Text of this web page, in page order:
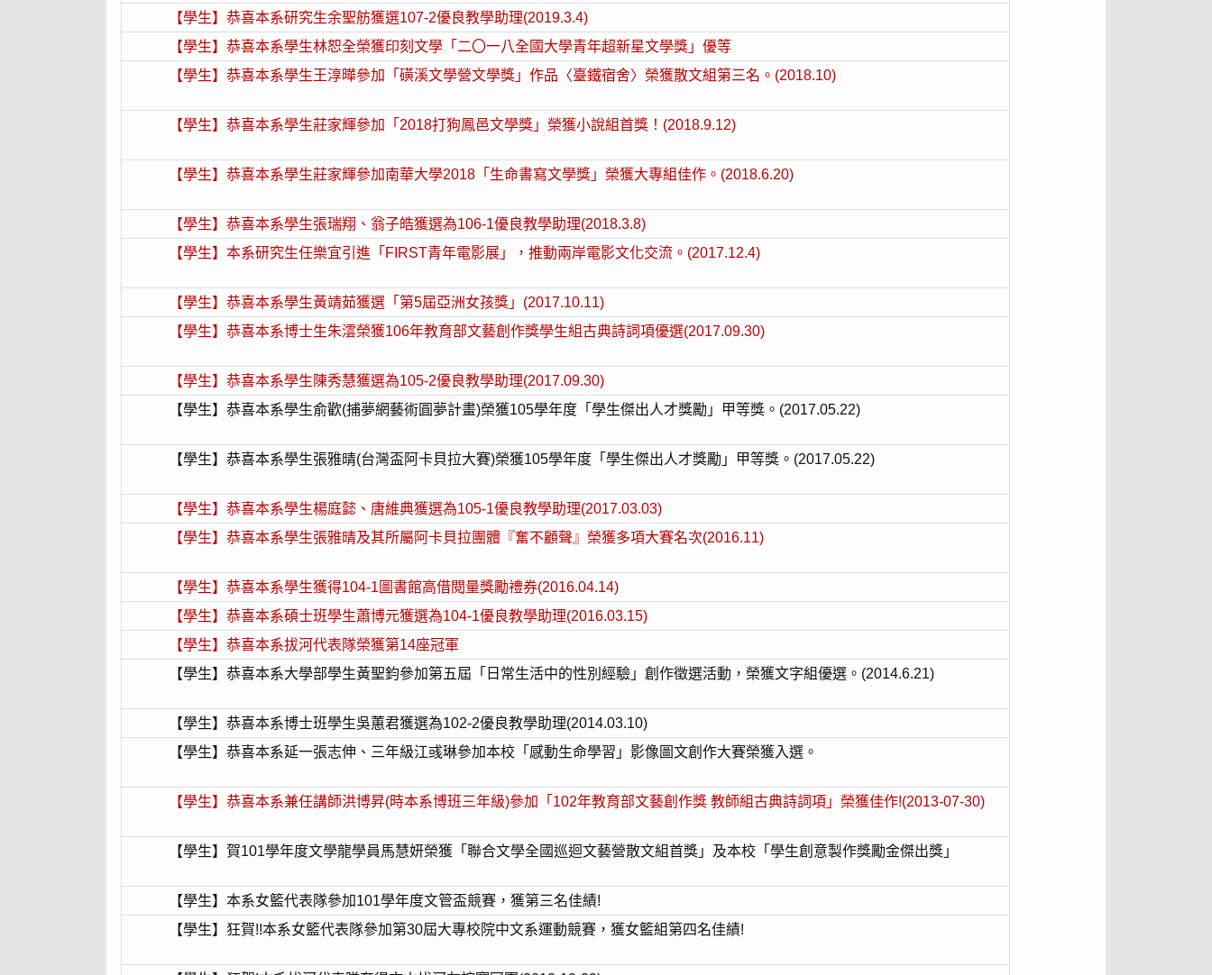
【學生】恭喜本系研究生余聖舫獲選107-2優良教學助理(2019.3.4)
【學生】恭喜本系學生林恕全榮獲印刻文學「二〇一八全國大學青年超新星文學獎」優等
【學生】恭喜本系學生王淳曄參加「磺溪文學營文學獎」作品〈臺鐵宿舍〉榮獲散文組第三名。(2018.10)
【學生】恭喜本系學生莊家輝參加「2018打狗鳳邑文學獎」榮獲小說組首獎！(2018.9.12)
【學生】恭喜本系學生莊家輝參加南華大學2018「生命書寫文學獎」榮獲大專組佳作。(2018.6.20)
【學生】恭喜本系學生張瑞翔、翁子皓獲選為106-1優良教學助理(2018.3.8)
【學生】本系研究生任樂宜引進「 FIRST青年電影展」，推動兩岸電影文化交流。(2017.12.4)
【學生】恭喜本系學生黃靖茹獲選「第5屆亞洲女孩獎」(2017.10.11)
【學生】恭喜本系博士生朱澐榮獲106年教育部文藝創作獎學生組古典詩詞項優選(2017.09.30)
【學生】恭喜本系學生陳秀慧獲選為105-2優良教學助理(2017.09.30)
【學生】恭喜本系學生俞歡(捕夢網藝術圓夢計畫)榮獲105學年度「學生傑出人才獎勵」甲等獎。(2017.05.22)
【學生】恭喜本系學生張雅晴(台灣盃阿卡貝拉大賽)榮獲105學年度「學生傑出人才獎勵」甲等獎。(2017.05.22)
【學生】恭喜本系學生楊庭懿、唐維典獲選為105-1優良教學助理(2017.03.03)
【學生】恭喜本系學生張雅晴及其所屬阿卡貝拉團體『奮不顧聲』榮獲多項大賽名次(2016.11)
【學生】恭喜本系學生獲得104-1圖書館高借閱量獎勵禮券(2016.04.14)
【學生】恭喜本系碩士班學生蕭博元獲選為104-1優良教學助理(2016.03.15)
【學生】恭喜本系拔河代表隊榮獲第14座冠軍
【學生】恭喜本系大學部學生黃聖鈞參加第五屆「日常生活中的性別經驗」創作徵選活動，榮獲文字組優選。(2014.6.21)
【學生】恭喜本系博士班學生吳蕙君獲選為102-2優良教學助理(2014.03.10)
【學生】恭喜本系延一張志伸、三年級江彧琳參加本校「感動生命學習」影像圖文創作大賽榮獲入選。
【學生】恭喜本系兼任講師洪博昇(時本系博班三年級)參加「102年教育部文藝創作獎 教師組古典詩詞項」榮獲佳作!(2013-07-30)
【學生】賀101學年度文學龍學員馬慧妍榮獲「聯合文學全國巡迴文藝營散文組首獎」及本校「學生創意製作獎勵金傑出獎」
【學生】本系女籃代表隊參加101學年度文管盃競賽，獲第三名佳績!
【學生】狂賀!!本系女籃代表隊參加第30屆大專校院中文系運動競賽，獲女籃組第四名佳績!